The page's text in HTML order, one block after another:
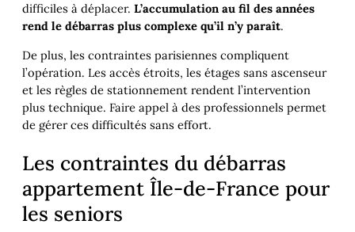
difficiles à déplacer. L’accumulation au fil des années
rend le débarras plus complexe qu’il n’y paraît.
De plus, les contraintes parisiennes compliquent
l’opération. Les accès étroits, les étages sans ascenseur
et les règles de stationnement rendent l’intervention
plus technique. Faire appel à des professionnels permet
de gérer ces difficultés sans effort.
Les contraintes du débarras
appartement Île-de-France pour
les seniors